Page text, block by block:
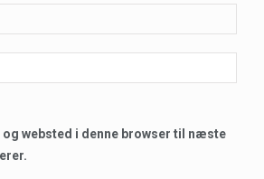
og websted i denne browser til næste